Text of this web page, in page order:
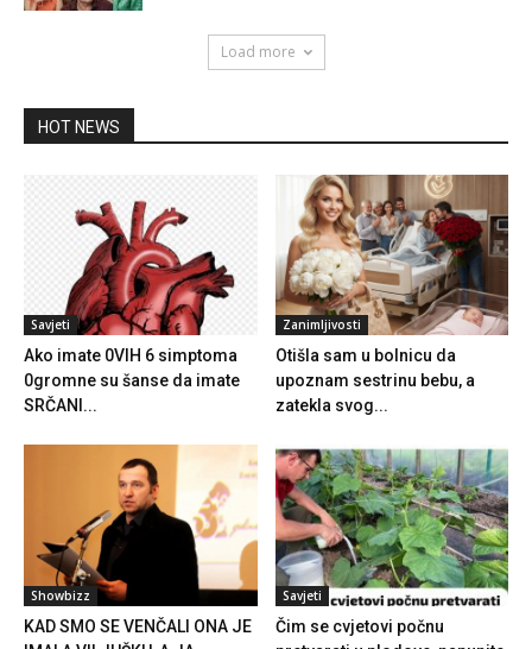
Load more
HOT NEWS
Savjeti
Ako imate 0VIH 6 simptoma
0gromne su šanse da imate
SRČANI...
Zanimljivosti
Otišla sam u bolnicu da
upoznam sestrinu bebu, a
zatekla svog...
Showbizz
KAD SMO SE VENČALI ONA JE
Savjeti
Čim se cvjetovi počnu